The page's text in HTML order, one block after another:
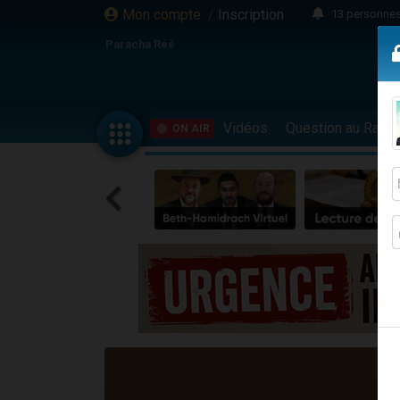
Mon compte / Inscription
13
Il reste
30
3
2 personnes
3 personnes
2
8
4
Nouvelle
61
Ariel vient
Paracha Réé
ON AIR Vidéos Question au Rav